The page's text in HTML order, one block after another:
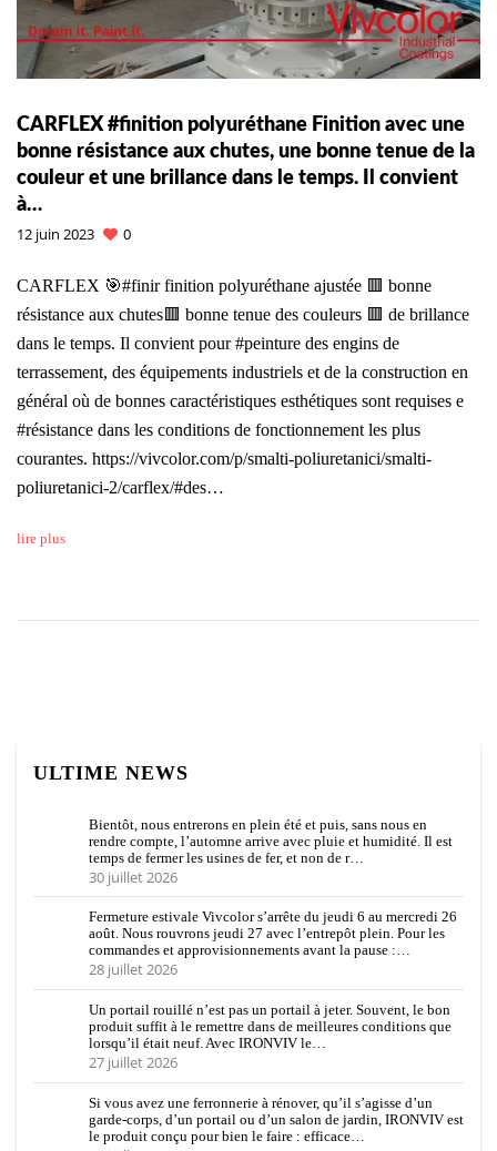
CARFLEX #finition polyuréthane Finition avec une
bonne résistance aux chutes, une bonne tenue de la
couleur et une brillance dans le temps. Il convient
à…
12 juin 2023
0
CARFLEX 🎯#finir finition polyuréthane ajustée 🟥 bonne
résistance aux chutes🟥 bonne tenue des couleurs 🟥 de brillance
dans le temps. Il convient pour #peinture des engins de
terrassement, des équipements industriels et de la construction en
général où de bonnes caractéristiques esthétiques sont requises e
#résistance dans les conditions de fonctionnement les plus
courantes. https://vivcolor.com/p/smalti-poliuretanici/smalti-
poliuretanici-2/carflex/#des…
lire plus
ULTIME NEWS
Bientôt, nous entrerons en plein été et puis, sans nous en
rendre compte, l’automne arrive avec pluie et humidité. Il est
temps de fermer les usines de fer, et non de r…
30 juillet 2026
Fermeture estivale Vivcolor s’arrête du jeudi 6 au mercredi 26
août. Nous rouvrons jeudi 27 avec l’entrepôt plein. Pour les
commandes et approvisionnements avant la pause :…
28 juillet 2026
Un portail rouillé n’est pas un portail à jeter. Souvent, le bon
produit suffit à le remettre dans de meilleures conditions que
lorsqu’il était neuf. Avec IRONVIV le…
27 juillet 2026
Si vous avez une ferronnerie à rénover, qu’il s’agisse d’un
garde-corps, d’un portail ou d’un salon de jardin, IRONVIV est
le produit conçu pour bien le faire : efficace…